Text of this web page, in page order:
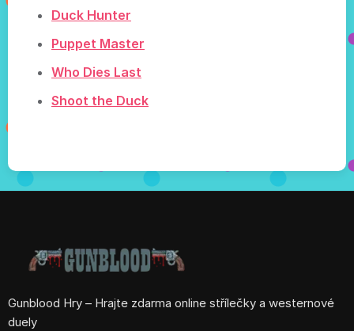
Duck Hunter
Puppet Master
Who Dies Last
Shoot the Duck
Gunblood Hry – Hrajte zdarma online střílečky a westernové
duely